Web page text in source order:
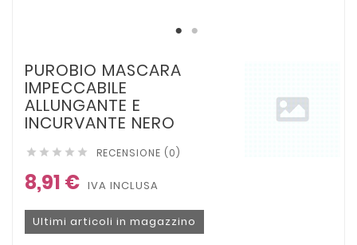
PUROBIO MASCARA
IMPECCABILE
ALLUNGANTE E
INCURVANTE NERO
     RECENSIONE (0)
8,91 € IVA INCLUSA
Ultimi articoli in magazzino